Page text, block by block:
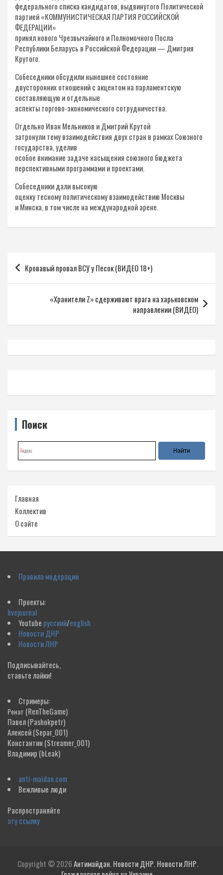
федерального списка кандидатов, выдвинутого Политической
партией «КОММУНИСТИЧЕСКАЯ ПАРТИЯ РОССИЙСКОЙ
ФЕДЕРАЦИИ»
принял нового Чрезвычайного и Полномочного Посла
Республики Беларусь в Российской Федерации — Дмитрия
Крутого.
Собеседники обсудили нынешнее состояние
двусторонних отношений с акцентом на парламентскую
составляющую и отдельные
аспекты торгово-экономического сотрудничества.
Отдельно Иван Мельников и Дмитрий Крутой
затронули тему взаимодействия двух стран в рамках Союзного
государства, уделив
особое внимание задаче насыщения союзного бюджета
перспективными программами и проектами.
Собеседники дали высокую
оценку тесному политическому взаимодействию Москвы
и Минска, в том числе на международной арене.
Навигация
по
Кровавый провал ВСУ у Песок (ВИДЕО 18+)
«Хранители Z» сдерживают врага на харьковском
направлении (ВИДЕО)
Поиск
Главная
Коллектив
О сайте
Правила модерации
Проекты:
livejournal
Youtube русский/english
Новости ДНР
Новости ЛНР
Подписывайтесь,
ставьте лайки!
Стримеры:
Ренат (RenTheGame)
Павел(Pashokpetr)
Алексей(Separ_001)
Константин (Streamer_001)
Владимир (bLeak)
anti-maidan.com
Вежливые люди
Распространяйте
эту ссылку
Copyright © 2026Антимайдан. Новости ДНР. Новости ЛНР.